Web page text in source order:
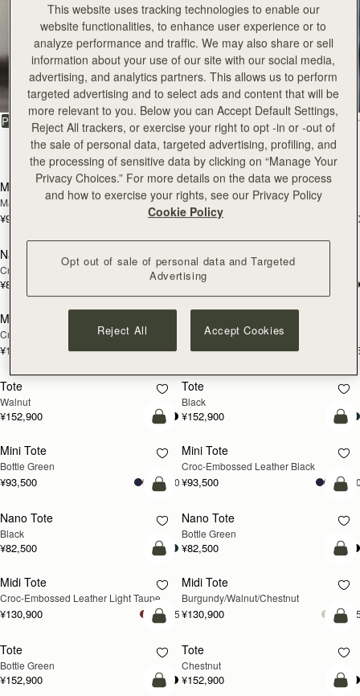
Tote
長く愛せる定番スタイル
PRODUCT MODEL
絞り込み・並べ替え：
31点のアイテム
カートに追加
Mini Tote
Marine Blue
¥93,500 +10
新登場
Mini Tote
Navy Suede
¥99,999
Nano Tote
Croc-Embossed Leather Light Taupe
¥82,500
Nano Tote
Croc-Embossed Leather Burgundy
¥74,800
Midi Tote
Croc-Embossed Leather Burgundy
¥130,900 +5
Black
¥130,900
新登場
Tote
Walnut
¥152,900
Tote
Black
¥152,900
カートに追加
Mini Tote
Bottle Green
¥93,500 +10
カ
Mini Tote
Croc-Embossed Leather Black
¥93,500
カートに追加
Nano Tote
Black
¥82,500
カ
Nano Tote
Bottle Green
¥82,500
新登場
カートに追加
Midi Tote
Croc-Embossed Leather Light Taupe
¥130,900 +5
新登場
カ
Midi Tote
Burgundy/Walnut/Chestnut
¥130,900
カートに追加
Tote
Bottle Green
¥152,900
カ
Tote
Chestnut
¥152,900
カートに追加
カ
This website uses tracking technologies to enable our
website functionalities, to enhance user experience or to
analyze performance and traffic. We may also share or sell
information about your use of our site with our social media,
advertising, and analytics partners. This allows us to perform
targeted advertising and to select ads and content that will be
more relevant to you. Below you can Accept Default Settings,
Reject All trackers, or exercise your right to opt -in or -out of
the sale of personal data, targeted advertising, profiling, and
the processing of sensitive data by clicking on “Manage Your
Privacy Choices.” For more details on the data we process
and how to exercise your rights, see our Privacy Policy
Cookie Policy
Opt out of sale of personal data and Targeted
Advertising
Reject All Accept Cookies